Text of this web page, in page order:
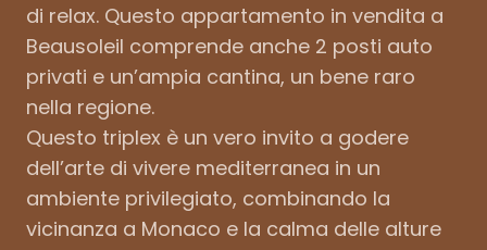
di relax. Questo appartamento in vendita a
Beausoleil comprende anche 2 posti auto
privati ​​e un’ampia cantina, un bene raro
nella regione.
Questo triplex è un vero invito a godere
dell’arte di vivere mediterranea in un
ambiente privilegiato, combinando la
vicinanza a Monaco e la calma delle alture